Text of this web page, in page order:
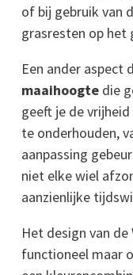
of bij gebruik van
grasresten op het
Een ander aspect
maaihoogte die
geeft je de
te onderhouden,
aanpassing
niet elke wiel
aanzienlijke
Het design van de
functioneel maar